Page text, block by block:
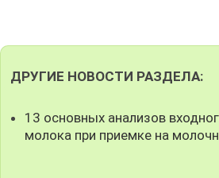
ДРУГИЕ НОВОСТИ РАЗДЕЛА:
13 основных анализов
молока при приемке на